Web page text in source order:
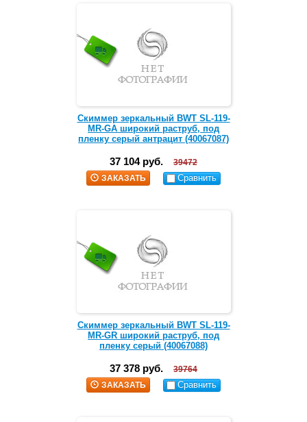
Скиммер зеркальный BWT SL-119-
MR-GA широкий раструб, под
пленку серый антрацит (40067087)
37 104 руб.
39472
ЗАКАЗАТЬ
Сравнить
Скиммер зеркальный BWT SL-119-
MR-GR широкий раструб, под
пленку серый (40067088)
37 378 руб.
39764
ЗАКАЗАТЬ
Сравнить